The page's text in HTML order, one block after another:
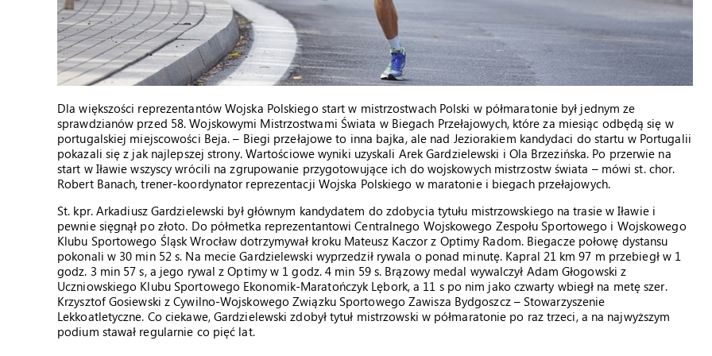
Dla większości reprezentantów Wojska Polskiego start w mistrzostwach Polski w półmaratonie był jednym ze
sprawdzianów przed 58. Wojskowymi Mistrzostwami Świata w Biegach Przełajowych, które za miesiąc odbędą się w
portugalskiej miejscowości Beja. – Biegi przełajowe to inna bajka, ale nad Jeziorakiem kandydaci do startu w Portugalii
pokazali się z jak najlepszej strony. Wartościowe wyniki uzyskali Arek Gardzielewski i Ola Brzezińska. Po przerwie na
start w Iławie wszyscy wrócili na zgrupowanie przygotowujące ich do wojskowych mistrzostw świata – mówi st. chor.
Robert Banach, trener-koordynator reprezentacji Wojska Polskiego w maratonie i biegach przełajowych.
St. kpr. Arkadiusz Gardzielewski był głównym kandydatem do zdobycia tytułu mistrzowskiego na trasie w Iławie i
pewnie sięgnął po złoto. Do półmetka reprezentantowi Centralnego Wojskowego Zespołu Sportowego i Wojskowego
Klubu Sportowego Śląsk Wrocław dotrzymywał kroku Mateusz Kaczor z Optimy Radom. Biegacze połowę dystansu
pokonali w 30 min 52 s. Na mecie Gardzielewski wyprzedził rywala o ponad minutę. Kapral 21 km 97 m przebiegł w 1
godz. 3 min 57 s, a jego rywal z Optimy w 1 godz. 4 min 59 s. Brązowy medal wywalczył Adam Głogowski z
Uczniowskiego Klubu Sportowego Ekonomik-Maratończyk Lębork, a 11 s po nim jako czwarty wbiegł na metę szer.
Krzysztof Gosiewski z Cywilno-Wojskowego Związku Sportowego Zawisza Bydgoszcz – Stowarzyszenie
Lekkoatletyczne. Co ciekawe, Gardzielewski zdobył tytuł mistrzowski w półmaratonie po raz trzeci, a na najwyższym
podium stawał regularnie co pięć lat.